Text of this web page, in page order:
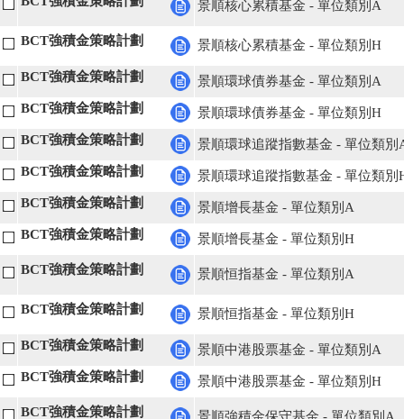
景順核心累積基金 - 單位類別A
BCT強積金策略計劃 景順核心累積基金 - 單位類別H
BCT強積金策略計劃
景順環球債券基金 - 單位類別A
BCT強積金策略計劃
景順環球債券基金 - 單位類別H
BCT強積金策略計劃
景順環球追蹤指數基金 - 單位類別
BCT強積金策略計劃
景順環球追蹤指數基金 - 單位類別
BCT強積金策略計劃
景順增長基金 - 單位類別A
BCT強積金策略計劃
景順增長基金 - 單位類別H
BCT強積金策略計劃 景順恒指基金 - 單位類別A
BCT強積金策略計劃 景順恒指基金 - 單位類別H
BCT強積金策略計劃
景順中港股票基金 - 單位類別A
BCT強積金策略計劃
景順中港股票基金 - 單位類別H
BCT強積金策略計劃